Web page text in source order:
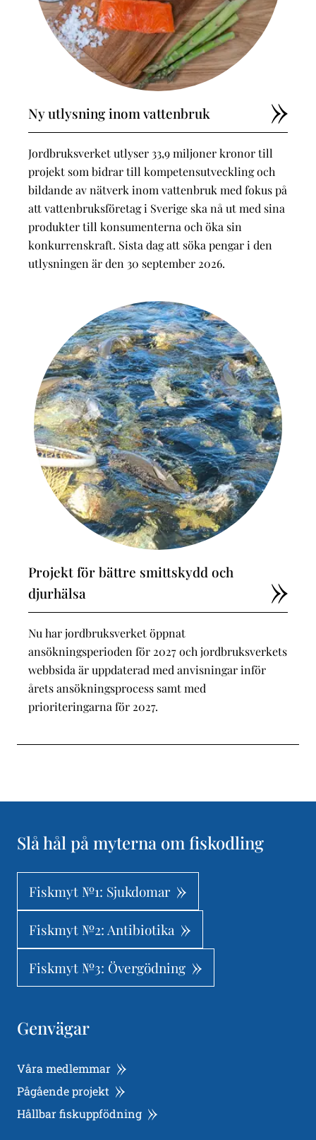
Ny utlysning inom vattenbruk
Jordbruksverket utlyser 33,9 miljoner kronor till
projekt som bidrar till kompetens­utveckling och
bildande av nätverk inom vattenbruk med fokus på
att vattenbruksföretag i Sverige ska nå ut med sina
produkter till konsumenterna och öka sin
konkurrenskraft. Sista dag att söka pengar i den
utlysningen är den 30 september 2026.
Projekt för bättre smittskydd och
djurhälsa
Nu har jordbruksverket öppnat
ansökningsperioden för 2027 och jordbruksverkets
webbsida är uppdaterad med anvisningar inför
årets ansökningsprocess samt med
prioriteringarna för 2027.
Slå hål på myterna om fiskodling
Fiskmyt №1: Sjukdomar
Fiskmyt №2: Antibiotika
Fiskmyt №3: Övergödning
Genvägar
Våra medlemmar
Pågående projekt
Hållbar fiskuppfödning